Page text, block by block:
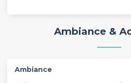
Ambiance &
Ambiance